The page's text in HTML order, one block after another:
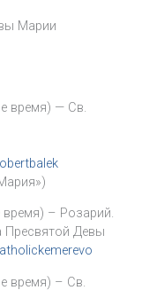
Марии
время) — Св.
время) – Розарий.
Пресвятой Девы
время) – Св.